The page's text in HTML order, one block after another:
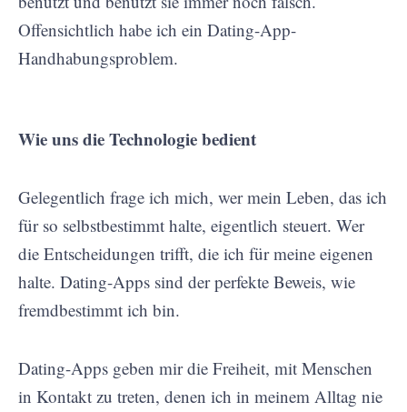
Offensichtlich habe ich ein Dating-App-
Handhabungsproblem.
Wie uns die Technologie bedient
Gelegentlich frage ich mich, wer mein Leben, das ich
für so selbstbestimmt halte, eigentlich steuert. Wer
die Entscheidungen trifft, die ich für meine eigenen
halte. Dating-Apps sind der perfekte Beweis, wie
fremdbestimmt ich bin.
Dating-Apps geben mir die Freiheit, mit Menschen
in Kontakt zu treten, denen ich in meinem Alltag nie